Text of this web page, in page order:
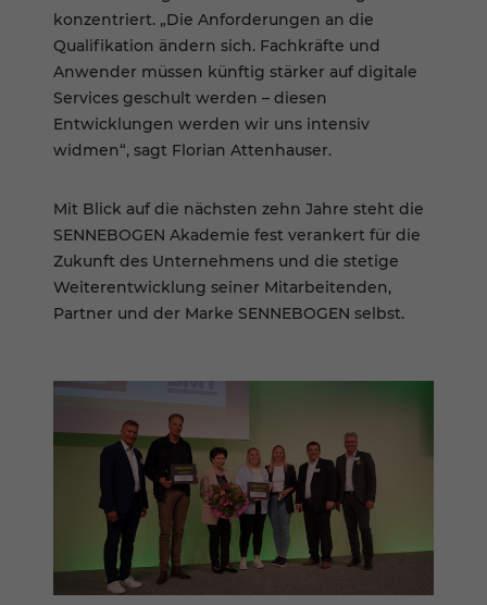
konzentriert. „Die Anforderungen an die
Qualifikation ändern sich. Fachkräfte und
Anwender müssen künftig stärker auf digitale
Services geschult werden – diesen
Entwicklungen werden wir uns intensiv
widmen“, sagt Florian Attenhauser.
Mit Blick auf die nächsten zehn Jahre steht die
SENNEBOGEN Akademie fest verankert für die
Zukunft des Unternehmens und die stetige
Weiterentwicklung seiner Mitarbeitenden,
Partner und der Marke SENNEBOGEN selbst.